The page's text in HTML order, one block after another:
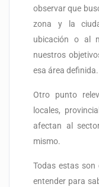
observar que
zona y la
ubicación o al
nuestros
esa área definida.
Otro punto
locales,
afectan al
mismo.
Todas estas son
entender para